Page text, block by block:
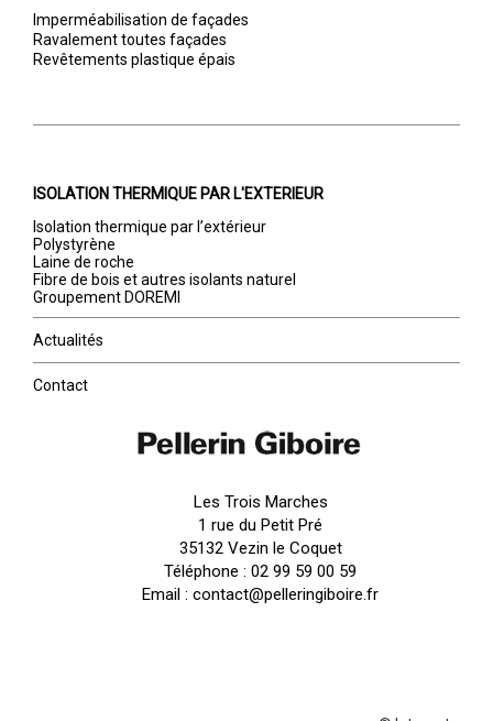
Imperméabilisation de façades
Ravalement toutes façades
Revêtements plastique épais
ISOLATION THERMIQUE PAR L'EXTERIEUR
Isolation thermique par l’extérieur
Polystyrène
Laine de roche
Fibre de bois et autres isolants naturel
Groupement DOREMI
Actualités
Contact
Les Trois Marches
1 rue du Petit Pré
35132 Vezin le Coquet
Téléphone : 02 99 59 00 59
Email : contact@pelleringiboire.fr